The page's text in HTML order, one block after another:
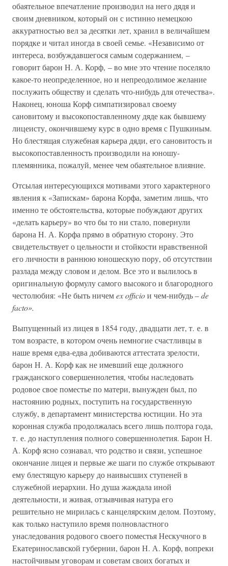
обаятельное впечатление производил на него дядя и
своим дневником, который он с истинно немецкою
аккуратностью вел за десятки лет, хранил в величайшем
порядке и читал иногда в своей семье. «Независимо от
интереса, возбуждавшегося самым содержанием, –
говорит барон Н. А. Корф, – во мне это чтение поселяло
какое-то неопределенное, но и непреодолимое желание
послужить обществу и сделать что-нибудь для отечества».
Наконец, юноша Корф симпатизировал своему
сановитому и высокопоставленному дяде как бывшему
лицеисту, окончившему курс в одно время с Пушкиным.
Но блестящая служебная карьера дяди, его сановитость и
высокопоставленность производили на юношу-
племянника, пожалуй, менее чем обаятельное влияние.
Отсылая интересующихся мотивами этого характерного
явления к «Запискам» барона Корфа, заметим лишь, что
именно те обстоятельства, которые побуждают других
«делать карьеру» во что бы то ни стало, повернули
барона Н. А. Корфа прямо в обратную сторону. Это
свидетельствует о цельности и стойкости нравственной
его личности в раннюю юношескую пору, об отсутствии
разлада между словом и делом. Все это и вылилось в
оригинальную формулу самого высокого и благородного
честолюбия: «Не быть ничемex officioи чем-нибудь –de
facto».
Выпущенный из лицея в 1854 году, двадцати лет, т. е. в
том возрасте, в котором очень немногие счастливцы в
наше время едва-едва добиваются аттестата зрелости,
барон Н. А. Корф как не имевший еще должного
гражданского совершеннолетия, чтобы наследовать
родовое свое поместье по матери, вынужден был, по
настоянию родных, поступить на государственную
службу, в департамент министерства юстиции. Но эта
коронная служба продолжалась всего лишь полтора года,
т. е. до наступления полного совершеннолетия. Барон Н.
А. Корф ясно сознавал, что родство и связи, успешное
окончание лицея и первые же шаги по службе открывают
ему блестящую карьеру до наивысших ступеней в
служебной иерархии. Но душа жаждала иной
деятельности, и живая, отзывчивая натура его
решительно не мирилась с канцелярским делом. Поэтому,
как только наступило время полновластного
унаследования родового своего поместья Нескучного в
Екатеринославской губернии, барон Н. А. Корф, вопреки
настойчивым уговорам и советам своих богатых и